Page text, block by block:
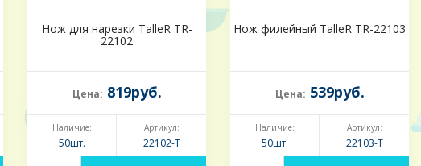
Нож для нарезки TalleR TR-
22102
Цена: 819руб.
Наличие:
50шт.
Артикул:
22102-Т
Нож филейный TalleR TR-22103
Цена: 539руб.
Наличие:
50шт.
Артикул:
22103-Т